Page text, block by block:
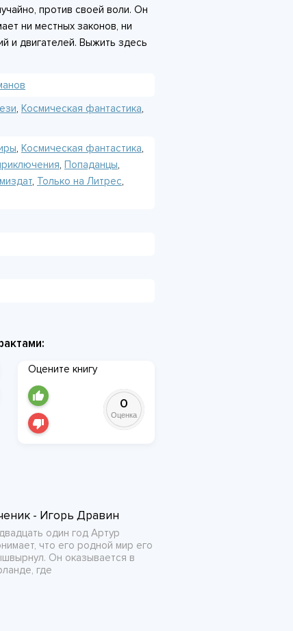
против своей воли. Он
ни местных законов, ни
и двигателей. Выжить здесь
торговать, хитрить и не
Сначала надо просто
, Космическая фантастика,
, Космическая фантастика,
, Попаданцы,
, Только на Литрес,
Оцените книгу
0
Оценка
- Игорь Дравин
один год Артур
что его родной мир его
Он оказывается в
где